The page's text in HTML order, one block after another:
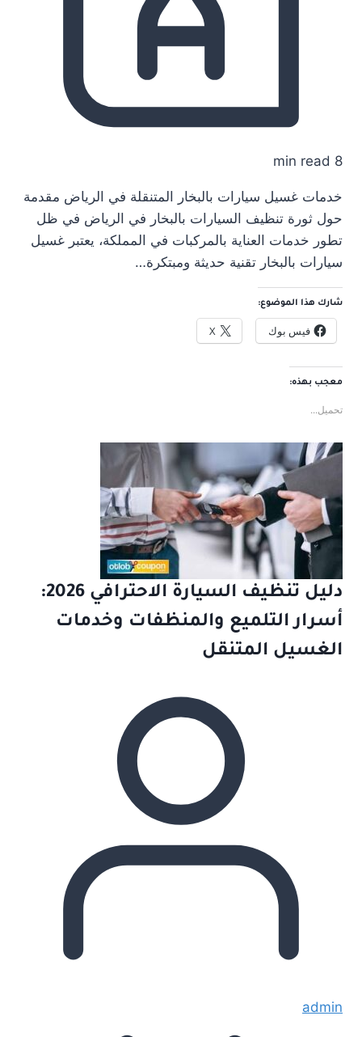
8 min read
خدمات غسيل سيارات بالبخار المتنقلة في الرياض مقدمة
حول ثورة تنظيف السيارات بالبخار في الرياض في ظل
تطور خدمات العناية بالمركبات في المملكة، يعتبر غسيل
سيارات بالبخار تقنية حديثة ومبتكرة…
شارك هذا الموضوع:
فيس بوك X
معجب بهذه:
تحميل...
دليل تنظيف السيارة الاحترافي 2026:
أسرار التلميع والمنظفات وخدمات
الغسيل المتنقل
admin